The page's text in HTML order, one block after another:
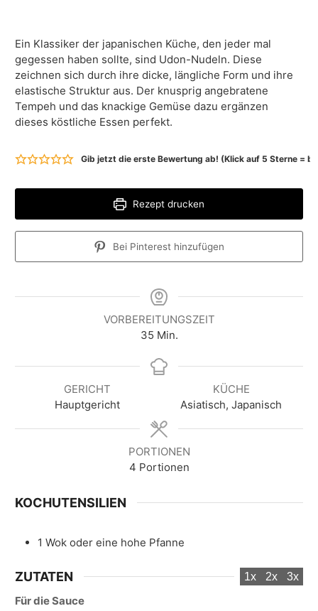
Ein Klassiker der japanischen Küche, den jeder mal
gegessen haben sollte, sind Udon-Nudeln. Diese
zeichnen sich durch ihre dicke, längliche Form und ihre
elastische Struktur aus. Der knusprig angebratene
Tempeh und das knackige Gemüse dazu ergänzen
dieses köstliche Essen perfekt.
Gib jetzt die erste Bewertung ab! (Klick auf 5 Sterne =
Rezept drucken
Bei Pinterest hinzufügen
VORBEREITUNGSZEIT
35M
n
n
Min.
GERICHT
Hauptgericht
KÜCHE
Asiatisch, Japanisch
PORTIONEN
4 Portionen
KOCHUTENSILIEN
1 Wok oder eine hohe Pfanne
ZUTATEN 1x 2x 3x
Für die Sauce